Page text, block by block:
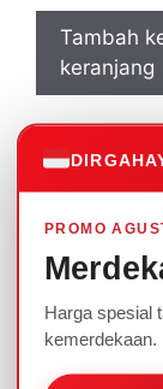
Tambah
keranjang
PROMO
Harga spesial
kemerdekaan.